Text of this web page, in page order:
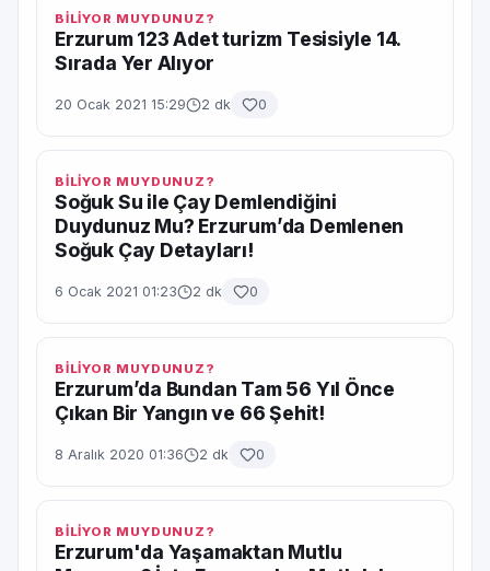
BİLİYOR MUYDUNUZ?
Erzurum 123 Adet turizm Tesisiyle 14.
Sırada Yer Alıyor
20 Ocak 2021 15:29 2 dk 0
BİLİYOR MUYDUNUZ?
Soğuk Su ile Çay Demlendiğini
Duydunuz Mu? Erzurum’da Demlenen
Soğuk Çay Detayları!
6 Ocak 2021 01:23 2 dk 0
BİLİYOR MUYDUNUZ?
Erzurum’da Bundan Tam 56 Yıl Önce
Çıkan Bir Yangın ve 66 Şehit!
8 Aralık 2020 01:36 2 dk 0
BİLİYOR MUYDUNUZ?
Erzurum'da Yaşamaktan Mutlu